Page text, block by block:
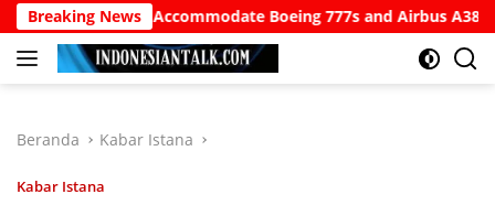
Langsung
ke
konten
Breaking News
to Accommodate Boeing 777s and Airbus A380s
Beranda Kabar Istana
Kabar Istana